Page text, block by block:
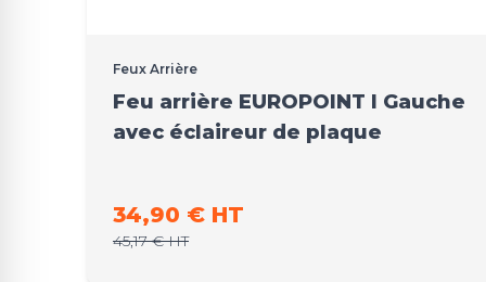
Feux Arrière
Feu arrière EUROPOINT I Gauche
avec éclaireur de plaque
Prix promo
34,90 € HT
Prix normal
45,17 € HT